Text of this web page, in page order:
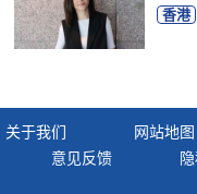
香港
关于我们 网站地图
意见反馈